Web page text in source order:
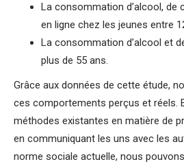
La consommation d’alcool, de
en ligne chez les jeunes entre
La consommation d’alcool et
plus de 55 ans.
Grâce aux données de cette étude,
ces comportements perçus et réels.
méthodes existantes en matière de
en communiquant les uns avec les
norme sociale actuelle, nous